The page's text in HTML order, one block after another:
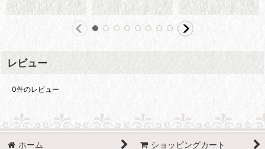
レビュー
0件のレビュー
ホーム ショッピングカート